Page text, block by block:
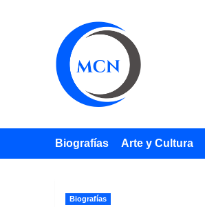
Biografías Arte y Cultura
Biografías